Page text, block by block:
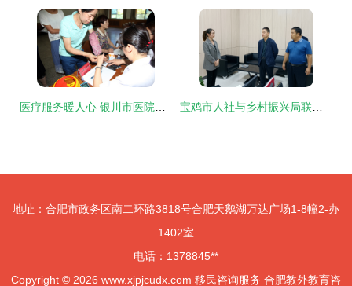
地址：合肥市政务区南二环路3818号合肥天鹅湖万达广场1-8幢2-办
1402室
电话：1378845**
Copyright © 2026 www.xjpjcudx.com 移民咨询服务 合肥教外教育咨